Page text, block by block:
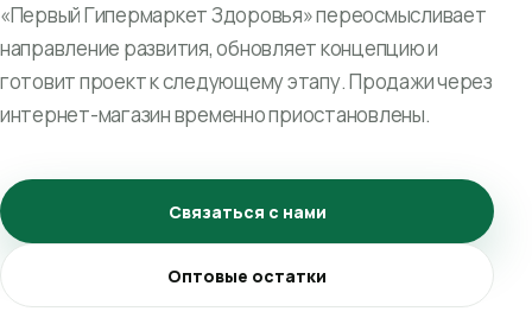
«Первый Гипермаркет Здоровья» переосмысливает
направление развития, обновляет концепцию и
готовит проект к следующему этапу. Продажи через
интернет-магазин временно приостановлены.
Связаться с нами
Оптовые остатки